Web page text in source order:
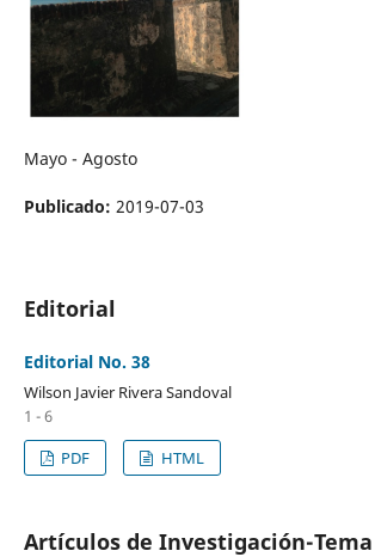
Mayo - Agosto
Publicado: 2019-07-03
Editorial
Editorial No. 38
Wilson Javier Rivera Sandoval
1 - 6
PDF
HTML
Artículos de Investigación-